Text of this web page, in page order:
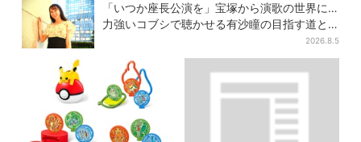
「いつか座長公演を」宝塚から演歌の世界に…
力強いコブシで聴かせる有沙瞳の目指す道と
2026.8.5